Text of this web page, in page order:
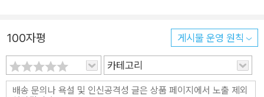
100자평 게시물 운영 원칙
카테고리